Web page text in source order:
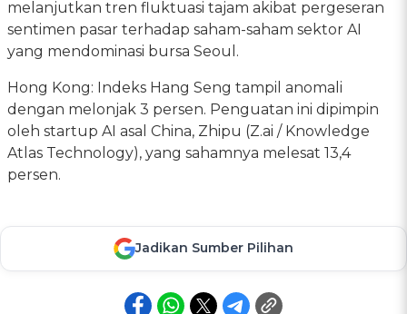
melanjutkan tren fluktuasi tajam akibat pergeseran
sentimen pasar terhadap saham-saham sektor AI
yang mendominasi bursa Seoul.
Hong Kong: Indeks Hang Seng tampil anomali
dengan melonjak 3 persen. Penguatan ini dipimpin
oleh startup AI asal China, Zhipu (Z.ai / Knowledge
Atlas Technology), yang sahamnya melesat 13,4
persen.
Jadikan Sumber Pilihan